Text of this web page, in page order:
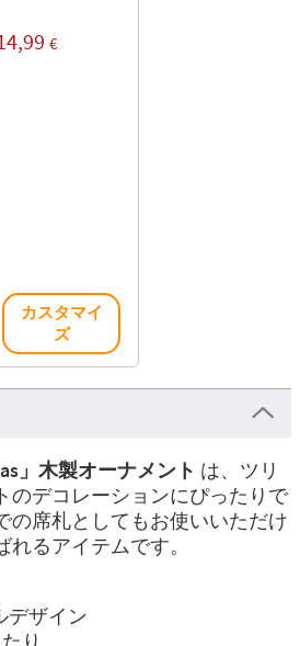
€
カスタマイ
ズ
」木製オーナメント は、ツリ
のデコレーションにぴったりで
の席札としてもお使いいただけ
るアイテムです。
デザイン
り